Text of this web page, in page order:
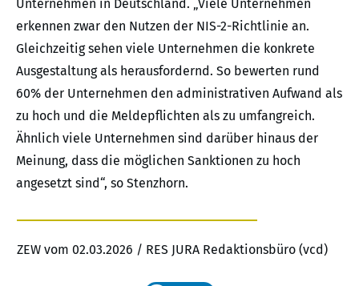
Unternehmen in Deutschland. „Viele Unternehmen
erkennen zwar den Nutzen der NIS-2-Richtlinie an.
Gleichzeitig sehen viele Unternehmen die konkrete
Ausgestaltung als herausfordernd. So bewerten rund
60% der Unternehmen den administrativen Aufwand als
zu hoch und die Meldepflichten als zu umfangreich.
Ähnlich viele Unternehmen sind darüber hinaus der
Meinung, dass die möglichen Sanktionen zu hoch
angesetzt sind“, so Stenzhorn.
ZEW vom 02.03.2026 / RES JURA Redaktionsbüro (vcd)